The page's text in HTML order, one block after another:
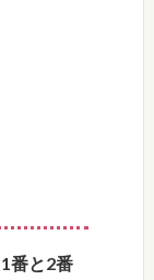
1番と2番